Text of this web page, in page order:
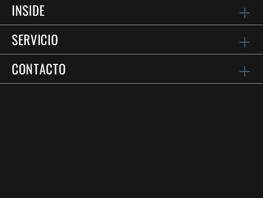
INSIDE
SERVICIO
CONTACTO